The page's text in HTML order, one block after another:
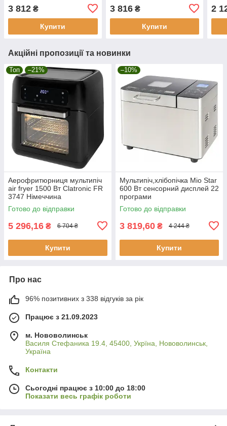
3 812 ₴
Купити
1500Вт, 7 прог, Німеччина)
3 816₴
Купити
2
Акційні пропозиції та новинки
Топ –21%
Аерофритюрниця мультипіч
air fryer 1500 Вт Clatronic FR
3747 Німеччина
Готово до відправки
5 296,16 ₴ 6 704 ₴
Купити
–10%
Мультипіч,хлібопічка Mio Star
600 Вт сенсорний дисплей 22
програми
Готово до відправки
3 819,60 ₴ 4 244 ₴
Купити
Про нас
96% позитивних з 338 відгуків за рік
Працює з 21.09.2023
м. Нововолинськ
Василя Стефаника 19.4, 45400, Укрїна, Нововолинськ,
Україна
Контакти
Сьогодні працює з 10:00 до 18:00
Показати весь графік роботи